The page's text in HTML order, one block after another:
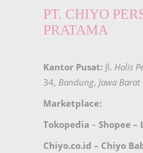
PT. CHIYO
PRATAMA
Kantor Pusat: Jl. Holis
34, Bandung, Jawa
Marketplace:
Tokopedia – Shopee –
Chiyo.co.id – Chiyo